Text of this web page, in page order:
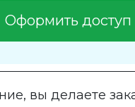
Оформить доступ
вы делаете